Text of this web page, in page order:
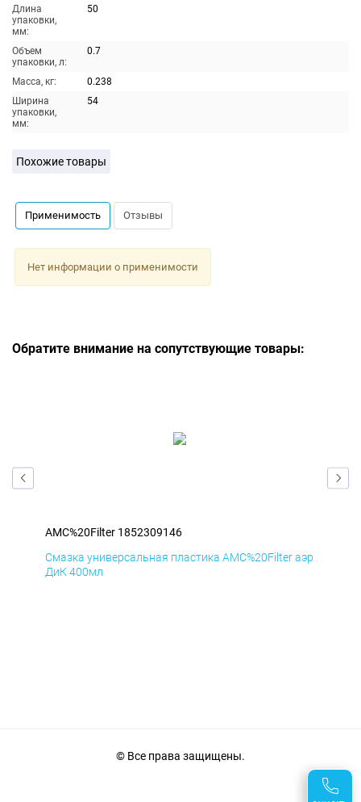
Длина
упаковки,
мм:
50
Объем
упаковки, л:
0.7
Масса, кг:
0.238
Ширина
упаковки,
мм:
54
Похожие товары
Применимость Отзывы
Нет информации о применимости
Обратите внимание на сопутствующие товары:
AMC%20Filter 1852309146
Смазка универсальная пластика AMC%20Filter аэр
ДиК 400мл
© Все права защищены.